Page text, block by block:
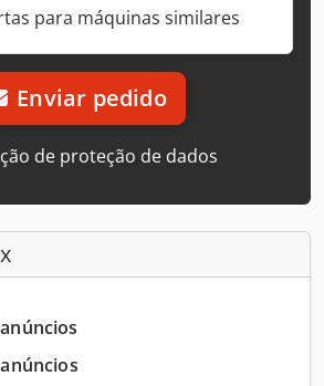
para máquinas similares
Enviar pedido
de proteção de dados